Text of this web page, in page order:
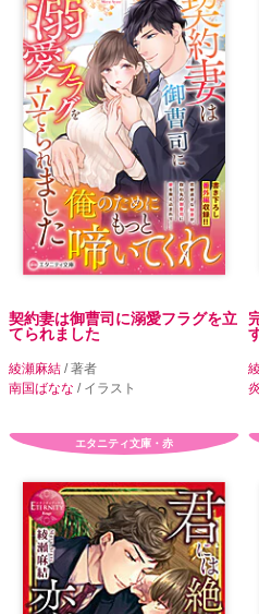
契約妻は御曹司に溺愛フラグを立
てられました
綾瀬麻結 / 著者
南国ばなな / イラスト
エタニティ文庫・赤